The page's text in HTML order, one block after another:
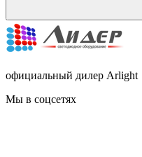
официальный дилер Arlight
Мы в соцсетях